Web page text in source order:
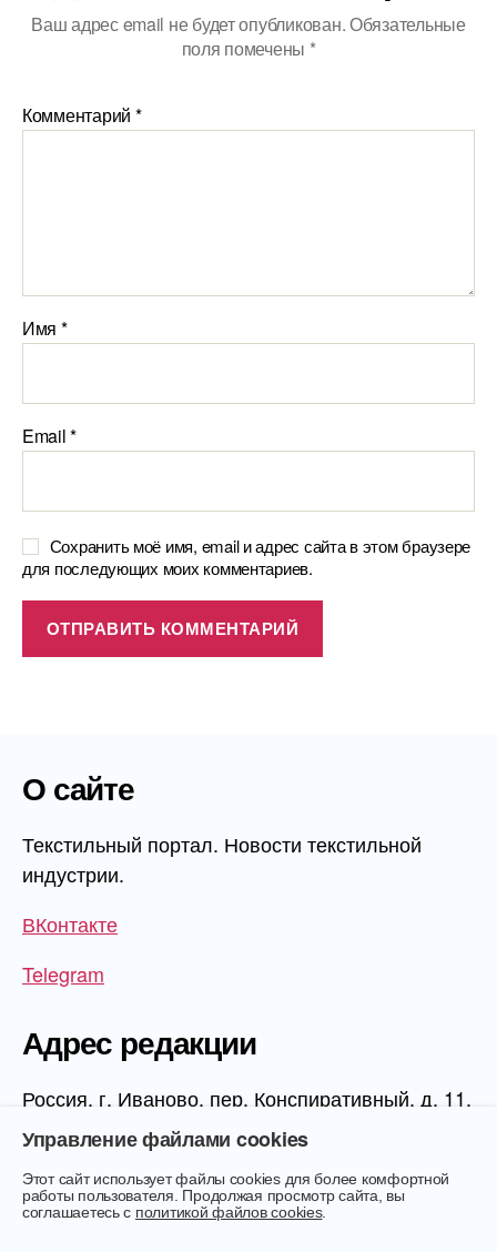
Ваш адрес email не будет опубликован.Обязательные
поля помечены *
Комментарий *
Имя *
Email*
Сохранить моё имя, email и адрес сайта в этом браузере
для последующих моих комментариев.
О сайте
Текстильный портал. Новости текстильной
индустрии.
ВКонтакте
Telegram
Адрес редакции
Россия, г. Иваново, пер. Конспиративный, д. 11,
1 этаж, офис 1006
Управление файлами cookies
Этот сайт использует файлы cookies для более комфортной
работы пользователя. Продолжая просмотр сайта, вы
соглашаетесь с политикой файлов cookies.
© 2026Текстиль.Онлайн